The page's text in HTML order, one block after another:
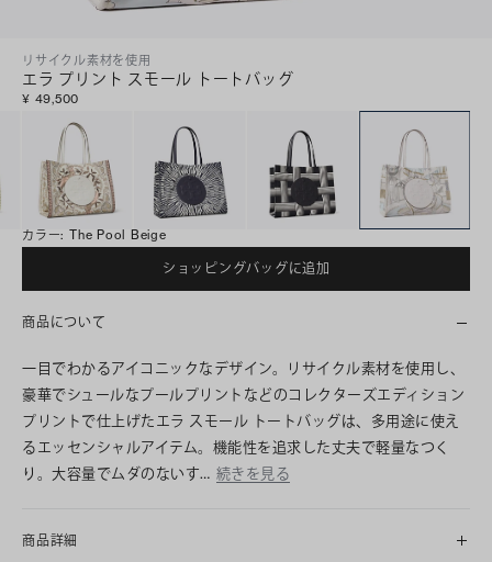
リサイクル素材を使用
エラ プリント スモール トートバッグ
¥ 49,500
カラー: The Pool Beige
ショッピングバッグに追加
商品について
一目でわかるアイコニックなデザイン。リサイクル素材を使用し、
豪華でシュールなプールプリントなどのコレクターズエディション
プリントで仕上げたエラ スモール トートバッグは、多用途に使え
るエッセンシャルアイテム。機能性を追求した丈夫で軽量なつく
り。大容量でムダのないす… 続きを見る
商品詳細